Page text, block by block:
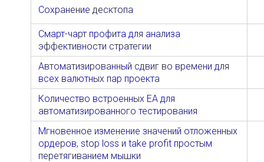
Сохранение десктопа
Смарт-чарт профита для анализа
эффективности стратегии
Автоматизированный сдвиг во времени для
всех валютных пар проекта
Количество встроенных EA для
автоматизированного тестирования
Мгновенное изменение значений отложенных
ордеров, stop loss и take profit простым
перетягиванием мышки